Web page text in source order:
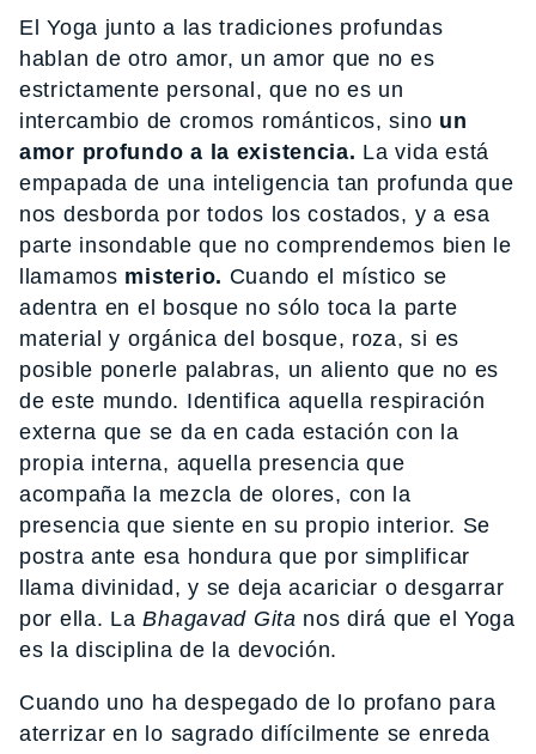
El Yoga junto a las tradiciones profundas
hablan de otro amor, un amor que no es
estrictamente personal, que no es un
intercambio de cromos románticos, sino un
amor profundo a la existencia. La vida está
empapada de una inteligencia tan profunda que
nos desborda por todos los costados, y a esa
parte insondable que no comprendemos bien le
llamamos misterio. Cuando el místico se
adentra en el bosque no sólo toca la parte
material y orgánica del bosque, roza, si es
posible ponerle palabras, un aliento que no es
de este mundo. Identifica aquella respiración
externa que se da en cada estación con la
propia interna, aquella presencia que
acompaña la mezcla de olores, con la
presencia que siente en su propio interior. Se
postra ante esa hondura que por simplificar
llama divinidad, y se deja acariciar o desgarrar
por ella. La Bhagavad Gita nos dirá que el Yoga
es la disciplina de la devoción.
Cuando uno ha despegado de lo profano para
aterrizar en lo sagrado difícilmente se enreda